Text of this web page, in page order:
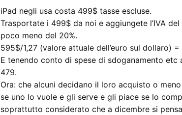
iPad negli usa costa 499$ tasse escluse.
Trasportate i 499$ da noi e aggiungete l’IVA
poco meno del 20%.
595$/1,27 (valore attuale dell’euro sul dollaro)
E tenendo conto di spese di sdoganamento
479.
Ora: che alcuni decidano il loro acquisto o
se uno lo vuole e gli serve e gli piace se lo
soprattutto considerato che a dicembre si